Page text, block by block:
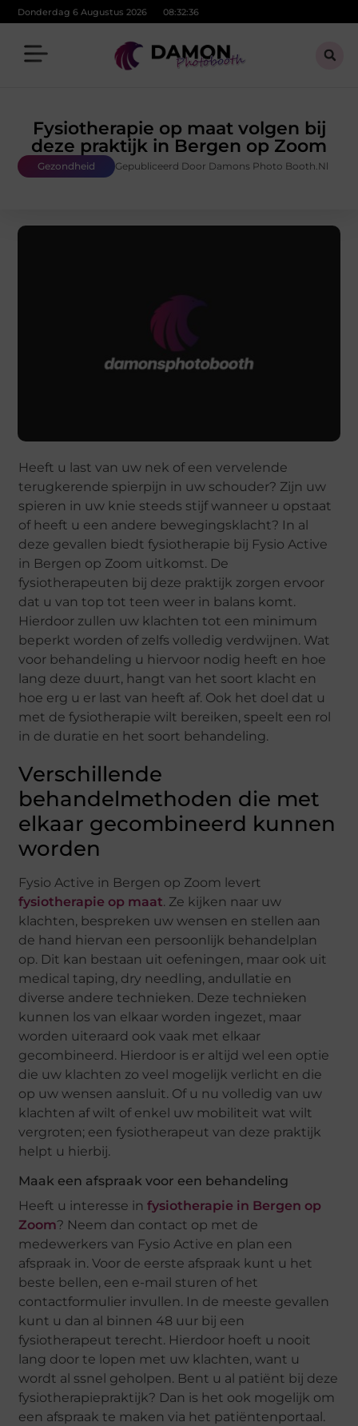
Donderdag 6 Augustus 2026 08:32:37
Fysiotherapie op maat volgen bij
deze praktijk in Bergen op Zoom
Gezondheid Gepubliceerd Door Damons Photo Booth.nl
Heeft u last van uw nek of een vervelende
terugkerende spierpijn in uw schouder? Zijn uw
spieren in uw knie steeds stijf wanneer u opstaat
of heeft u een andere bewegingsklacht? In al
deze gevallen biedt fysiotherapie bij Fysio Active
in Bergen op Zoom uitkomst. De
fysiotherapeuten bij deze praktijk zorgen ervoor
dat u van top tot teen weer in balans komt.
Hierdoor zullen uw klachten tot een minimum
beperkt worden of zelfs volledig verdwijnen. Wat
voor behandeling u hiervoor nodig heeft en hoe
lang deze duurt, hangt van het soort klacht en
hoe erg u er last van heeft af. Ook het doel dat u
met de fysiotherapie wilt bereiken, speelt een rol
in de duratie en het soort behandeling.
Verschillende
behandelmethoden die met
elkaar gecombineerd kunnen
worden
Fysio Active in Bergen op Zoom levert
fysiotherapie op maat. Ze kijken naar uw
klachten, bespreken uw wensen en stellen aan
de hand hiervan een persoonlijk behandelplan
op. Dit kan bestaan uit oefeningen, maar ook uit
medical taping, dry needling, andullatie en
diverse andere technieken. Deze technieken
kunnen los van elkaar worden ingezet, maar
worden uiteraard ook vaak met elkaar
gecombineerd. Hierdoor is er altijd wel een optie
die uw klachten zo veel mogelijk verlicht en die
op uw wensen aansluit. Of u nu volledig van uw
klachten af wilt of enkel uw mobiliteit wat wilt
vergroten; een fysiotherapeut van deze praktijk
helpt u hierbij.
Maak een afspraak voor een behandeling
Heeft u interesse infysiotherapie in Bergen op
Zoom? Neem dan contact op met de
medewerkers van Fysio Active en plan een
afspraak in. Voor de eerste afspraak kunt u het
beste bellen, een e-mail sturen of het
contactformulier invullen. In de meeste gevallen
kunt u dan al binnen 48 uur bij een
fysiotherapeut terecht. Hierdoor hoeft u nooit
lang door te lopen met uw klachten, want u
wordt al ssnel geholpen. Bent u al patiënt bij deze
fysiotherapiepraktijk? Dan is het ook mogelijk om
een afspraak te maken via het patiëntenportaal.